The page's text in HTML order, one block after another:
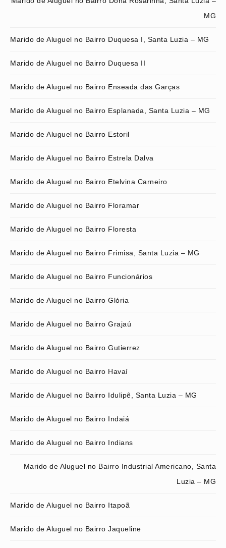
MG
Marido de Aluguel no Bairro Duquesa I, Santa Luzia – MG
Marido de Aluguel no Bairro Duquesa II
Marido de Aluguel no Bairro Enseada das Garças
Marido de Aluguel no Bairro Esplanada, Santa Luzia – MG
Marido de Aluguel no Bairro Estoril
Marido de Aluguel no Bairro Estrela Dalva
Marido de Aluguel no Bairro Etelvina Carneiro
Marido de Aluguel no Bairro Floramar
Marido de Aluguel no Bairro Floresta
Marido de Aluguel no Bairro Frimisa, Santa Luzia – MG
Marido de Aluguel no Bairro Funcionários
Marido de Aluguel no Bairro Glória
Marido de Aluguel no Bairro Grajaú
Marido de Aluguel no Bairro Gutierrez
Marido de Aluguel no Bairro Havaí
Marido de Aluguel no Bairro Idulipê, Santa Luzia – MG
Marido de Aluguel no Bairro Indaiá
Marido de Aluguel no Bairro Indians
Marido de Aluguel no Bairro Industrial Americano, Santa
Luzia – MG
Marido de Aluguel no Bairro Itapoã
Marido de Aluguel no Bairro Jaqueline